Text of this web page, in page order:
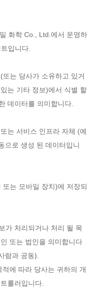
화학 Co., Ltd.에서 운영하
입니다.
는 당사가 소유하고 있거
는 기타 정보)에서 식별 할
데이터를 의미합니다.
는 서비스 인프라 자체 (예
으로 생성 된 데이터입니
는 모바일 장치)에 저장되
가 처리되거나 처리 될 목
또는 법인을 의미합니다
람과 공동).
에 따라 당사는 귀하의 개
롤러입니다.